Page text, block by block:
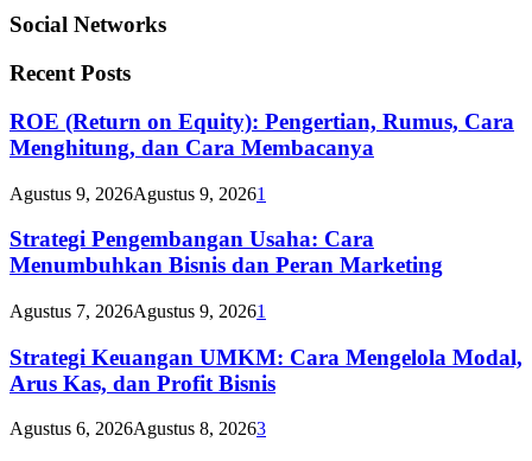
Social Networks
Recent Posts
ROE (Return on Equity): Pengertian, Rumus, Cara
Menghitung, dan Cara Membacanya
Agustus 9, 2026Agustus 9, 20261
Strategi Pengembangan Usaha: Cara
Menumbuhkan Bisnis dan Peran Marketing
Agustus 7, 2026Agustus 9, 20261
Strategi Keuangan UMKM: Cara Mengelola Modal,
Arus Kas, dan Profit Bisnis
Agustus 6, 2026Agustus 8, 20263